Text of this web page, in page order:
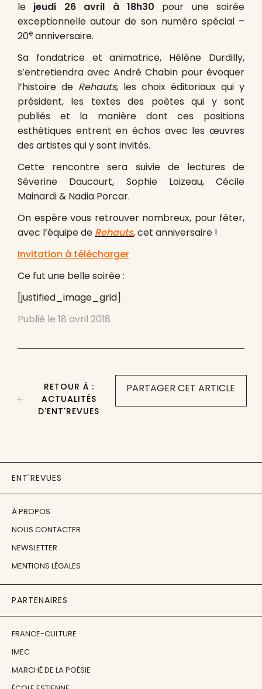
le jeudi 26 avril à 18h30 pour une soirée
exceptionnelle autour de son numéro spécial –
20e anniversaire.
Sa fondatrice et animatrice, Hélène Durdilly,
s’entretiendra avec André Chabin pour évoquer
l’histoire de Rehauts, les choix éditoriaux qui y
président, les textes des poètes qui y sont
publiés et la manière dont ces positions
esthétiques entrent en échos avec les œuvres
des artistes qui y sont invités.
Cette rencontre sera suivie de lectures de
Séverine Daucourt, Sophie Loizeau, Cécile
Mainardi & Nadia Porcar.
On espère vous retrouver nombreux, pour fêter,
avec l’équipe de Rehauts, cet anniversaire !
Invitation à télécharger
Ce fut une belle soirée :
[justified_image_grid]
Publié le 18 avril 2018
PARTAGER CET ARTICLE
RETOUR À :
ACTUALITÉS
D'ENT'REVUES
ENT'REVUES
À PROPOS
NOUS CONTACTER
NEWSLETTER
MENTIONS LÉGALES
PARTENAIRES
FRANCE-CULTURE
IMEC
MARCHÉ DE LA POÉSIE